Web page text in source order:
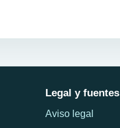
Legal y fuentes
Aviso legal